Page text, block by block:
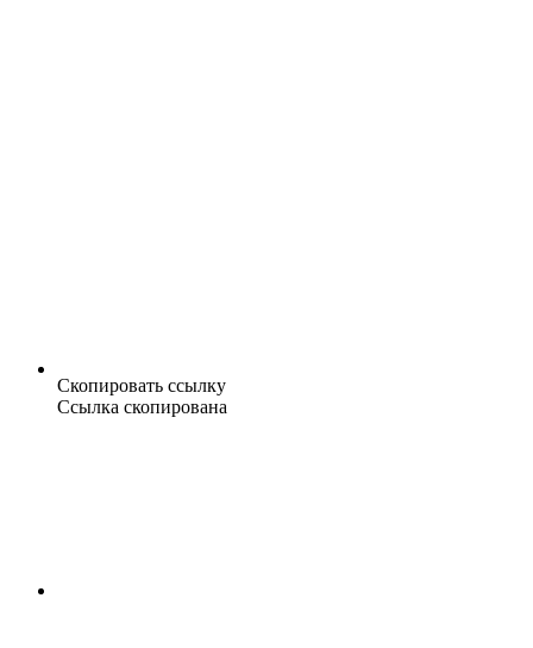
Скопировать ссылку
Ссылка скопирована